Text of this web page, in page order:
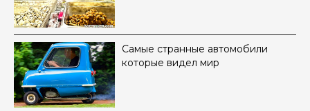
Самые странные автомобили
которые видел мир